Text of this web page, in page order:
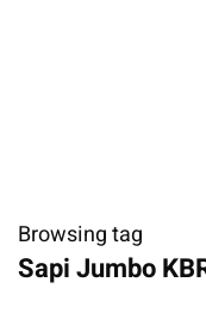
Browsing tag
Sapi Jumbo